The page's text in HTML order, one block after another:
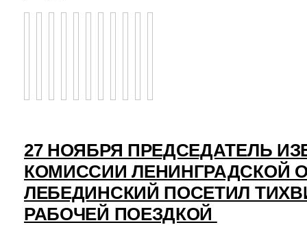
27 НОЯБРЯ ПРЕДСЕДАТЕЛЬ
КОМИССИИ ЛЕНИНГРАДСКОЙ
ЛЕБЕДИНСКИЙ ПОСЕТИЛ
РАБОЧЕЙ ПОЕЗДКОЙ